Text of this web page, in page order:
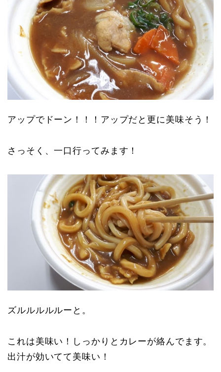
アップでドーン！！！アップだと更に美味そう！
さっそく、一口行ってみます！
ズルルルルルーと。
これは美味い！しっかりとカレーが絡んでます。
出汁が効いてて美味い！